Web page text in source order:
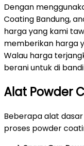
Dengan
Coating Bandung,
harga yang kami
memberikan harga
Walau harga
berani untuk di
Alat Powder
Beberapa alat
proses powder